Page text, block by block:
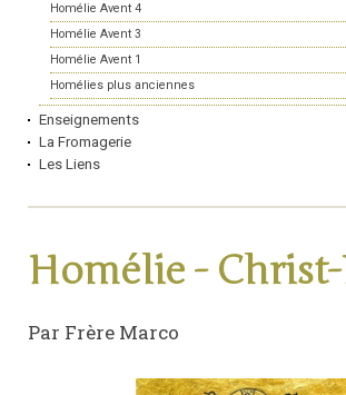
Homélie Avent 4
Homélie Avent 3
Homélie Avent 1
Homélies plus anciennes
Enseignements
La Fromagerie
Les Liens
Homélie -
Par Frère Marco